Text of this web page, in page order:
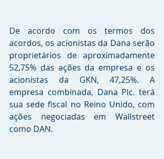
De acordo com os termos dos
acordos, os acionistas da Dana serão
proprietários de aproximadamente
52,75% das ações da empresa e os
acionistas da GKN, 47,25%. A
empresa combinada, Dana Plc. terá
sua sede fiscal no Reino Unido, com
ações negociadas em Wallstreet
como DAN.